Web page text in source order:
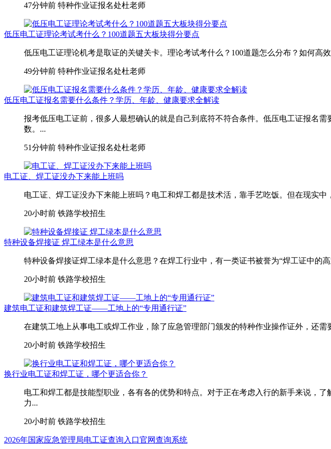
47分钟前 特种作业证报名处杜老师
低压电工证理论考试考什么？100道题五大板块得分要点
低压电工证理论机考是取证的关键关卡。理论考试考什么？100道题怎么分布？如何
49分钟前 特种作业证报名处杜老师
低压电工证报名需要什么条件？学历、年龄、健康要求全解读
报考低压电工证前，很多人最想确认的就是自己到底符不符合条件。低压电工证报名
数。...
51分钟前 特种作业证报名处杜老师
电工证、焊工证没办下来能上班吗
电工证、焊工证没办下来能上班吗？电工和焊工都是技术活，靠手艺吃饭。但在现实
20小时前 铁路学校招生
特种设备焊接证 焊工绿本是什么意思
特种设备焊接证焊工绿本是什么意思？在焊工行业中，有一类证书被誉为“焊工证中
20小时前 铁路学校招生
建筑电工证和建筑焊工证——工地上的“专用通行证”
在建筑工地上从事电工或焊工作业，除了应急管理部门颁发的特种作业操作证外，还
20小时前 铁路学校招生
换行业电工证和焊工证，哪个更适合你？
电工和焊工都是技能型职业，各有各的优势和特点。对于正在考虑入行的新手来说
力...
20小时前 铁路学校招生
2026年国家应急管理局电工证查询入口官网查询系统